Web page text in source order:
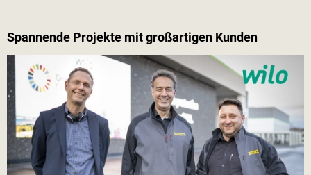
Spannende Projekte mit großartigen Kunden